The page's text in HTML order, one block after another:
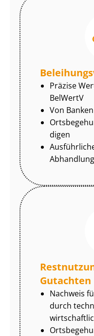
Präzise
BelWertV
Von
di­gen
Gutachten
Nachweis
durch